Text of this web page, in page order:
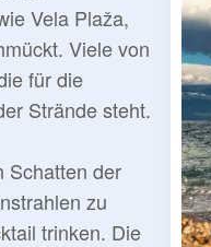
Vela Plaža,
Viele von
für die
Strände steht.
Schatten der
zu
trinken. Die